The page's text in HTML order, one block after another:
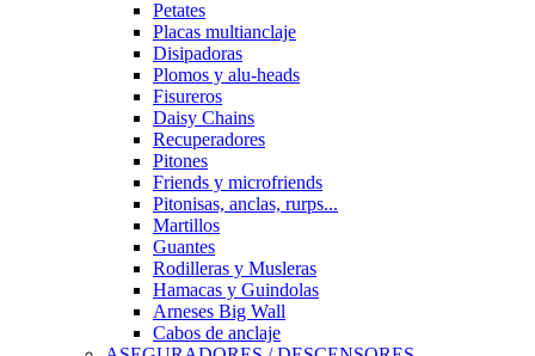
Petates
Placas multianclaje
Disipadoras
Plomos y alu-heads
Fisureros
Daisy Chains
Recuperadores
Pitones
Friends y microfriends
Pitonisas, anclas, rurps...
Martillos
Guantes
Rodilleras y Musleras
Hamacas y Guindolas
Arneses Big Wall
Cabos de anclaje